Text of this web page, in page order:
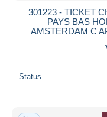
301223 - TICKET
PAYS BAS
AMSTERDAM C
Status